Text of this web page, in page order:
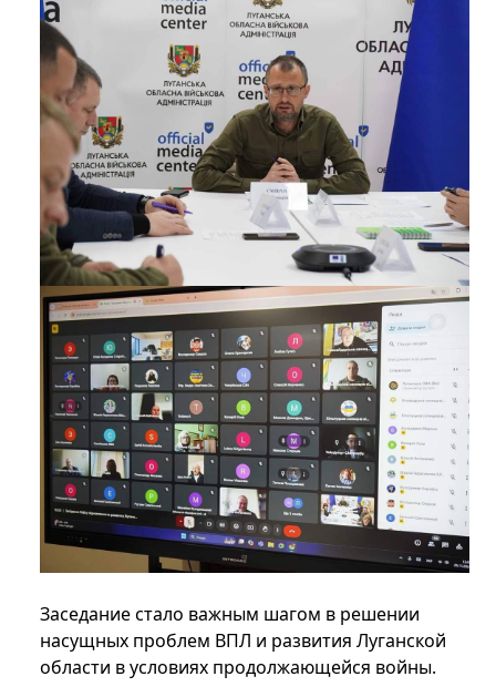
Заседание стало важным шагом в решении
насущных проблем ВПЛ и развития Луганской
области в условиях продолжающейся войны.